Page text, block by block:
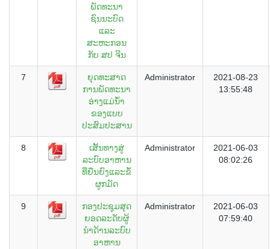
ພັດທະນາ
ຊົນນະບົດ
ແລະ
ສະຫະກອນ
ກັບ ສປ ຈີນ
7
ຍຸດທະສາດ
ການພັດທະນາ
ອ່າງແມ່ນ້ຳ
ຂອງແບບ
ປະສົມປະສານ
Administrator
2021-08-23
13:55:48
8
ເສັ້ນທາງສູ່
ລະບົບອາຫານ
ທີ່ຍືນຍົງແລະຂໍ້
ຜູກມັດ
Administrator
2021-06-03
08:02:26
9
ກອງປະຊຸມສຸດ
ຍອດລະດັບຜູ້
ນຳດ້ານລະບົບ
ອາຫານ
Administrator
2021-06-03
07:59:40